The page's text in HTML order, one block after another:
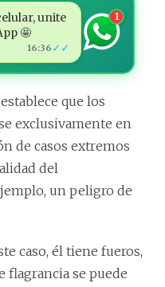
unite
🤩
16:36 ✓✓
1
que los
exclusivamente en
de casos extremos
del
un peligro de
caso, él tiene fueros,
flagrancia se puede